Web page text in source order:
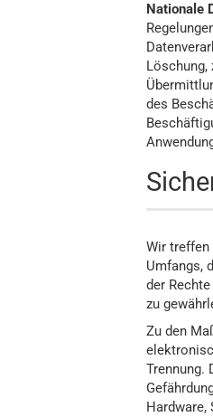
Nationale
Löschung,
des
Wir treffen
Umfangs,
der
zu
Zu den
Trennung.
Hardware,